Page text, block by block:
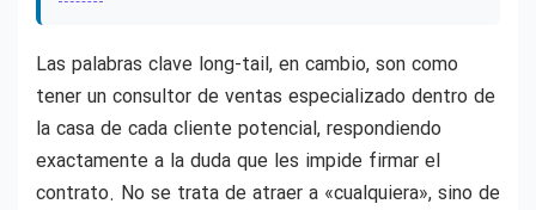
Las palabras clave long-tail, en cambio, son como
tener un consultor de ventas especializado dentro de
la casa de cada cliente potencial, respondiendo
exactamente a la duda que les impide firmar el
contrato. No se trata de atraer a «cualquiera», sino de